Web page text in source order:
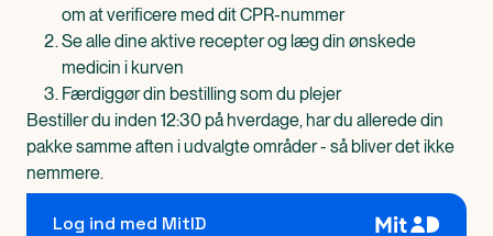
om at verificere med dit CPR-nummer
Se alle dine aktive recepter og læg din ønskede
medicin i kurven
Færdiggør din bestilling som du plejer
Bestiller du inden 12:30 på hverdage, har du allerede din
pakke samme aften i udvalgte områder - så bliver det ikke
nemmere.
Log ind med MitID